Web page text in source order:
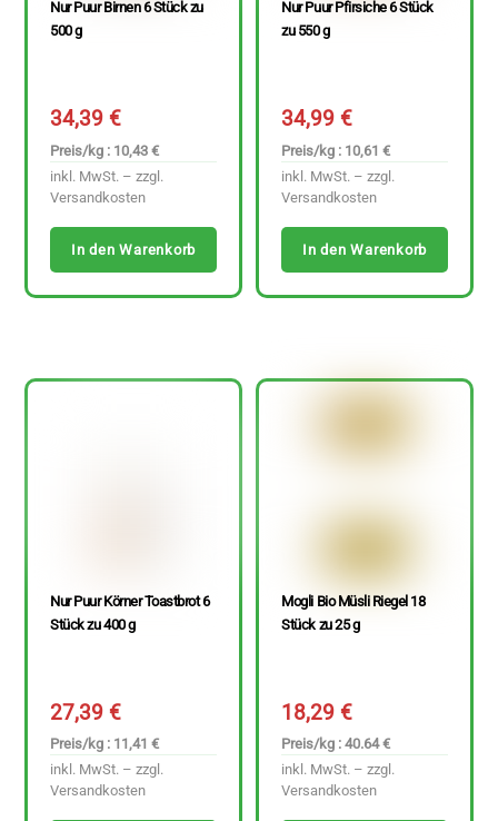
Nur Puur Birnen 6 Stück zu
500 g
34,39€
Preis/kg : 10,43 €
inkl. MwSt. – zzgl.
Versandkosten
In den Warenkorb
Nur Puur Pfirsiche 6 Stück
zu 550 g
34,99€
Preis/kg : 10,61 €
inkl. MwSt. – zzgl.
Versandkosten
In den Warenkorb
Nur Puur Körner Toastbrot 6
Stück zu 400 g
27,39€
Preis/kg : 11,41 €
inkl. MwSt. – zzgl.
Versandkosten
Mogli Bio Müsli Riegel 18
Stück zu 25 g
18,29€
Preis/kg : 40.64 €
inkl. MwSt. – zzgl.
Versandkosten